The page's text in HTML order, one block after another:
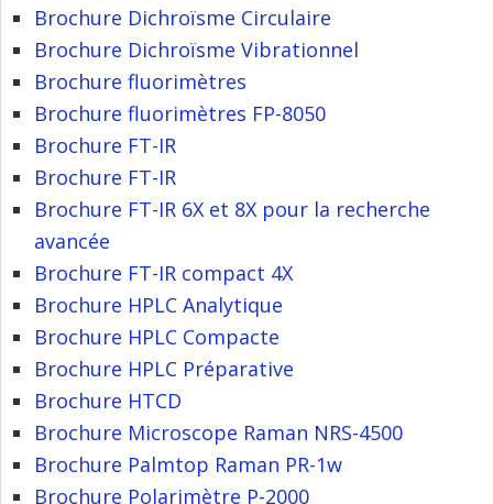
Brochure Dichroïsme Circulaire
Brochure Dichroïsme Vibrationnel
Brochure fluorimètres
Brochure fluorimètres FP-8050
Brochure FT-IR
Brochure FT-IR
Brochure FT-IR 6X et 8X pour la recherche
avancée
Brochure FT-IR compact 4X
Brochure HPLC Analytique
Brochure HPLC Compacte
Brochure HPLC Préparative
Brochure HTCD
Brochure Microscope Raman NRS-4500
Brochure Palmtop Raman PR-1w
Brochure Polarimètre P-2000